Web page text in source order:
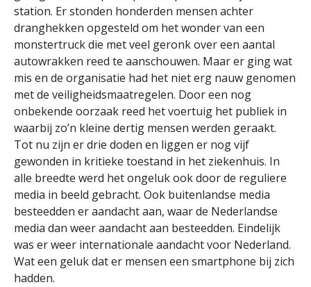
station. Er stonden honderden mensen achter
dranghekken opgesteld om het wonder van een
monstertruck die met veel geronk over een aantal
autowrakken reed te aanschouwen. Maar er ging wat
mis en de organisatie had het niet erg nauw genomen
met de veiligheidsmaatregelen. Door een nog
onbekende oorzaak reed het voertuig het publiek in
waarbij zo’n kleine dertig mensen werden geraakt.
Tot nu zijn er drie doden en liggen er nog vijf
gewonden in kritieke toestand in het ziekenhuis. In
alle breedte werd het ongeluk ook door de reguliere
media in beeld gebracht. Ook buitenlandse media
besteedden er aandacht aan, waar de Nederlandse
media dan weer aandacht aan besteedden. Eindelijk
was er weer internationale aandacht voor Nederland.
Wat een geluk dat er mensen een smartphone bij zich
hadden.